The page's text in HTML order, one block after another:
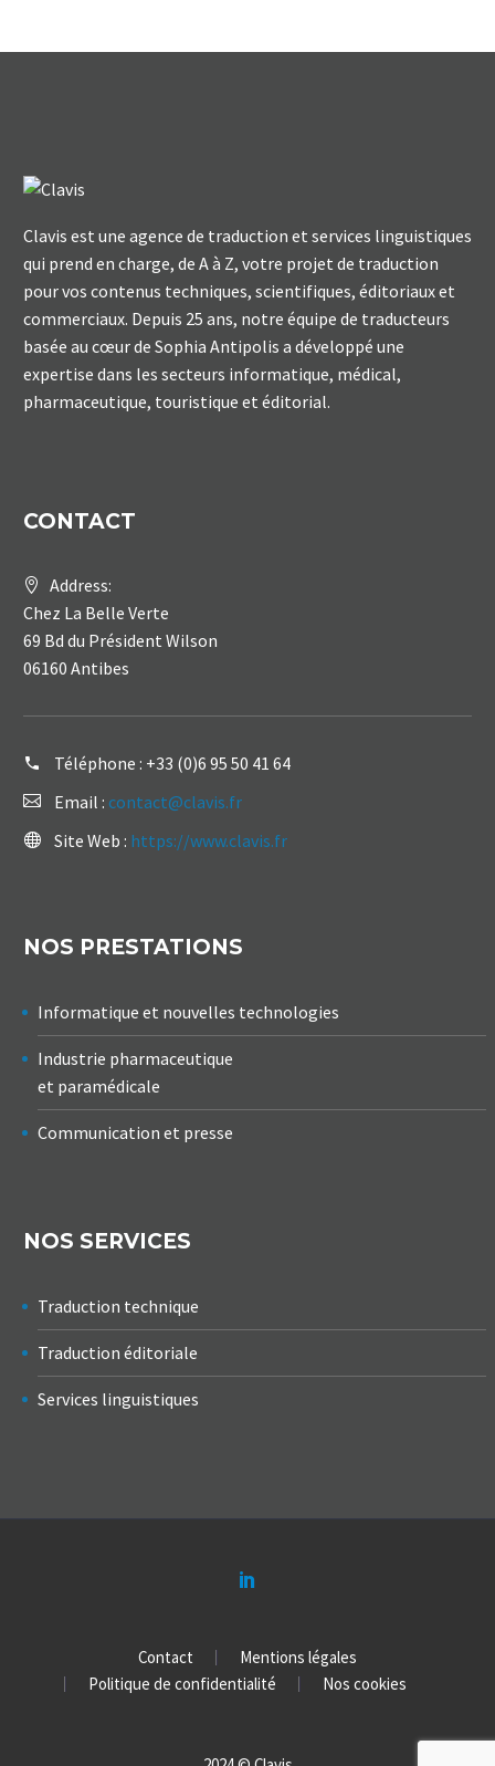
Clavis est une agence de traduction et services linguistiques
qui prend en charge, de A à Z, votre projet de traduction
pour vos contenus techniques, scientifiques, éditoriaux et
commerciaux. Depuis 25 ans, notre équipe de traducteurs
basée au cœur de Sophia Antipolis a développé une
expertise dans les secteurs informatique, médical,
pharmaceutique, touristique et éditorial.
CONTACT
Address:
Chez La Belle Verte
69 Bd du Président Wilson
06160 Antibes
Téléphone : +33 (0)6 95 50 41 64
Email : contact@clavis.fr
Site Web : https://www.clavis.fr
NOS PRESTATIONS
Informatique et nouvelles technologies
Industrie pharmaceutique
et paramédicale
Communication et presse
NOS SERVICES
Traduction technique
Traduction éditoriale
Services linguistiques
Contact
Mentions légales
Politique de confidentialité
Nos cookies